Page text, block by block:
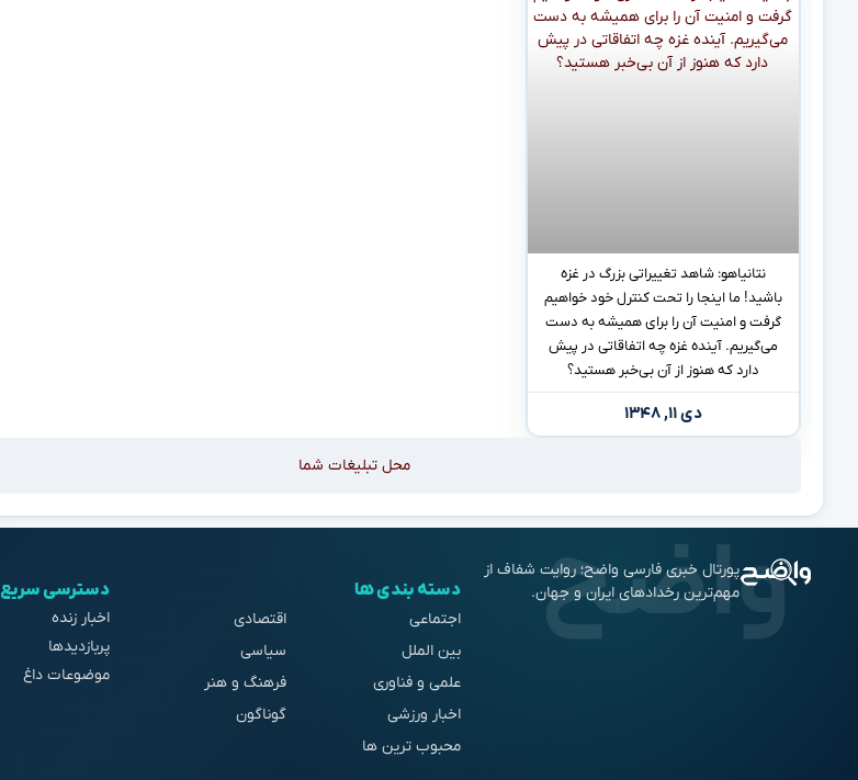
نتانیاهو: شاهد تغییراتی بزرگ در غزه
باشید! ما اینجا را تحت کنترل خود خواهیم
گرفت و امنیت آن را برای همیشه به دست
می‌گیریم. آینده غزه چه اتفاقاتی در پیش
دارد که هنوز از آن بی‌خبر هستید؟
دی ۱۱, ۱۳۴۸
محل تبلیغات شما
پورتال خبری فارسی واضح؛ روایت شفاف از
مهم‌ترین رخدادهای ایران و جهان.
دسته بندی ها
اجتماعی
اقتصادی
بین الملل
سیاسی
علمی و فناوری
فرهنگ و هنر
اخبار ورزشی
گوناگون
محبوب ترین ها
دسترسی سریع
اخبار زنده
پربازدیدها
موضوعات داغ